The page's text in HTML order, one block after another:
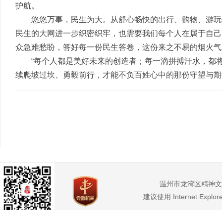
护航。
悠悠万事，民生为大。从舒心畅快的出行、购物、游
民生的大网进一步织密织牢，也需要我们每个人在属于自
众急难愁盼，答好每一份民生答卷，这份来之不易的烟火
“每个人都是美好未来的创造者；每一滴拼搏汗水，
续爬坡过坎、勇毅前行，才能不负百姓心中的那份守望与
温州市龙湾区精神
建议使用 Internet